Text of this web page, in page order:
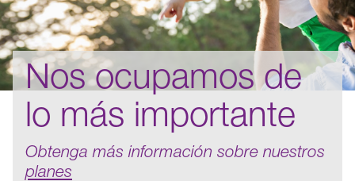
Nos ocupamos de
lo más importante
Obtenga más información sobre nuestros
planes